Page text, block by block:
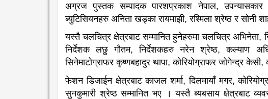
अग्रज पुस्तक सम्पादक पारशप्रकाश नेपाल, उपन्यासकार
ब्युटिसियनहरु अनिता खड्का रायमाझी, रश्मिला श्रेष्ठ र सोनी
यस्तै चलचित्र क्षेत्रबाट सम्मानित हुनेहरुमा चलचित्र अभिनेता,
निर्देशक लछु गौतम, निर्देशकहरु नरेन श्रेष्ठ, कल्याण
सिनेमाटोग्राफर कृष्णबहादुर थापा, कोरियोग्राफर जोगेन्द्र
फेशन डिजाईन क्षेत्रबाट काजल शर्मा, दिलमायाँ मगर,
सुनकुमारी श्रेष्ठ सम्मानित भए । यस्तै ब्यबसाय क्षेत्रबाट